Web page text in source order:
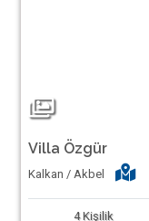
Villa Özgür
Kalkan / Akbel
4 Kişilik